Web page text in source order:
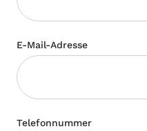
E-Mail-Adresse
Telefonnummer